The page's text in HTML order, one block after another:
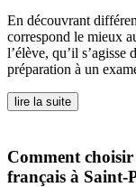
En découvrant
correspond le mieux
l’élève, qu’il
préparation à un
lire la suite
Comment
français à Saint-